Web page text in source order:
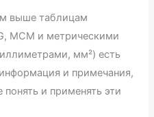
выше таблицам
MCM и метрическими
мм²) есть
и примечания,
и применять эти